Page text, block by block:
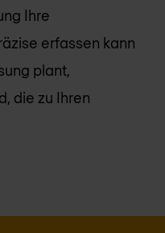
Ihre
erfassen kann
plant,
die zu Ihren